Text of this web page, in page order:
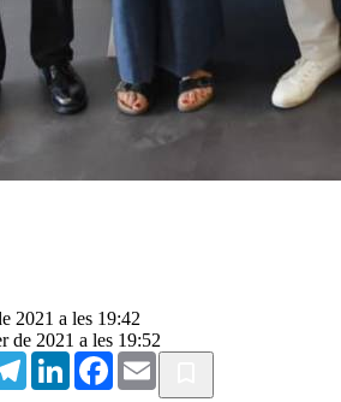
2021 a les 19:42
de 2021 a les 19:52
TelegramLinkedInFacebook
Email